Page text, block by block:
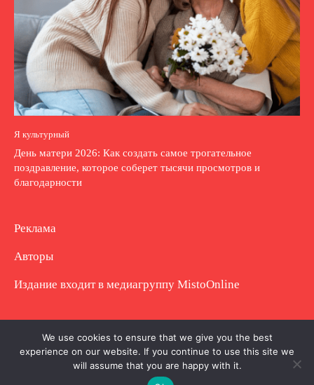
Я культурный
День матери 2026: Как создать самое трогательное
поздравление, которое соберет тысячи просмотров и
благодарности
Реклама
Авторы
Издание входит в медиагруппу MistoOnline
Copyright © Полное использование материала
запрещено. Частично разрешено с гиперссылкой.
We use cookies to ensure that we give you the best
experience on our website. If you continue to use this site we
will assume that you are happy with it.